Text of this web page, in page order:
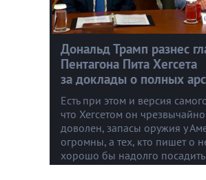
Дональд Трамп разнес
Пентагона Пита Хегсета
за доклады о полных
Есть при этом и версия
что Хегсетом он чрезвычайно
доволен, запасы оружия у
огромны, а тех, кто пишет о
хорошо бы надолго